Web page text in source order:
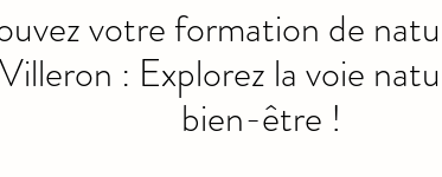
votre formation de
: Explorez la voie
bien-être !